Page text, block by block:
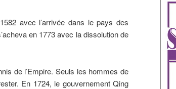
avec l’arrivée dans le pays des
en 1773 avec la dissolution de
de l’Empire. Seuls les hommes de
En 1724, le gouvernement Qing